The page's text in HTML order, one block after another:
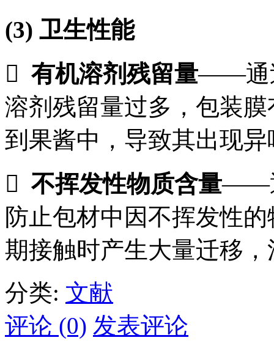
(3) 卫生性能
 有机溶剂残留量——通
溶剂残留量过多，包装
到果酱中，导致其出现
 不挥发性物质含量——
防止包材中因不挥发性
期接触时产生大量迁移
分类: 文献
评论 (0) 发表评论